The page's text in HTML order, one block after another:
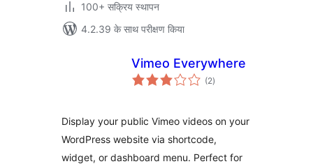
100+ सक्रिय स्थापन
4.2.39 के साथ परीक्षण किया
Vimeo Everywhere
(2कुल
दर)
Display your public Vimeo videos on your
WordPress website via shortcode,
widget, or dashboard menu. Perfect for